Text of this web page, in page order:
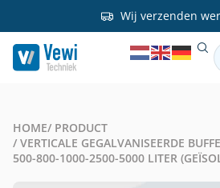
Wij verzenden
HOME/ PRODUCT
/ VERTICALE GEGALVANISEERDE
500-800-1000-2500-5000 LITER